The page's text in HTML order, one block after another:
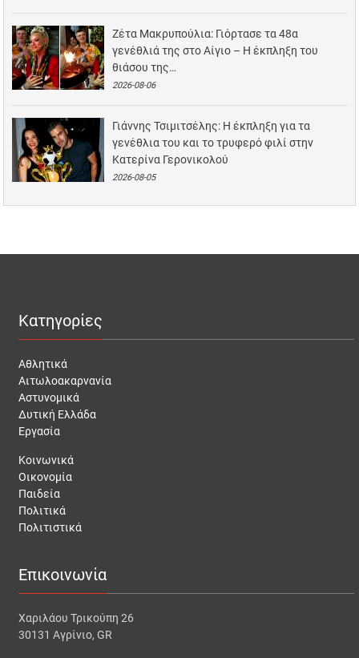
Ζέτα Μακρυπούλια: Γιόρτασε τα 48α
γενέθλιά της στο Αίγιο – Η έκπληξη του
θιάσου της…
2026-08-06
Γιάννης Τσιμιτσέλης: Η έκπληξη για τα
γενέθλια του και το τρυφερό φιλί στην
Κατερίνα Γερονικολού
2026-08-05
Κατηγορίες
Αθλητικά
Αιτωλοακαρνανία
Αστυνομικά
Δυτική Ελλάδα
Εργασία
Κοινωνικά
Οικονομία
Παιδεία
Πολιτικά
Πολιτιστικά
Επικοινωνία
Χαριλάου Τρικούπη 26
30131 Αγρίνιο, GR